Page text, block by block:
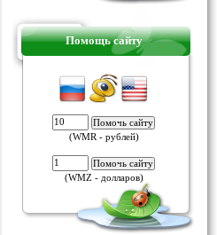
Помощь сайту
(WMR - рублей)
(WMZ - долларов)